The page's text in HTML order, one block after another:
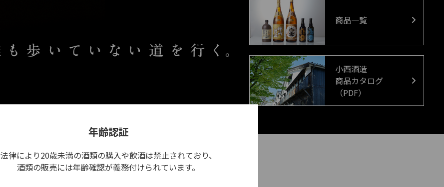
年齢認証
法律により20歳未満の酒類の購入や飲酒は禁止されており、
酒類の販売には年齢確認が義務付けられています。
商品一覧
小西酒造
商品カタログ
（PDF）